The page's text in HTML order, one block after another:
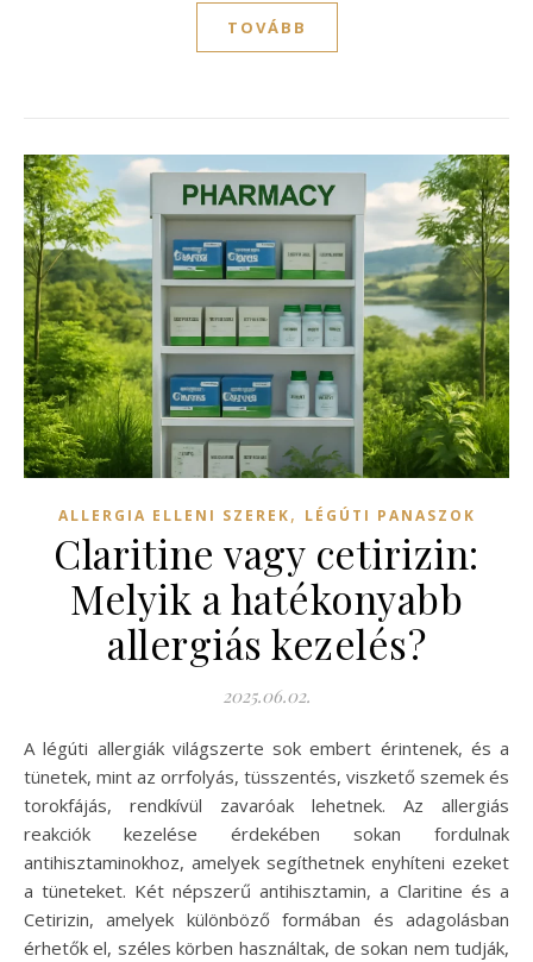
TOVÁBB
ALLERGIA ELLENI SZEREK, LÉGÚTI PANASZOK
Claritine vagy cetirizin:
Melyik a hatékonyabb
allergiás kezelés?
2025.06.02.
A légúti allergiák világszerte sok embert érintenek, és a
tünetek, mint az orrfolyás, tüsszentés, viszkető szemek és
torokfájás, rendkívül zavaróak lehetnek. Az allergiás
reakciók kezelése érdekében sokan fordulnak
antihisztaminokhoz, amelyek segíthetnek enyhíteni ezeket
a tüneteket. Két népszerű antihisztamin, a Claritine és a
Cetirizin, amelyek különböző formában és adagolásban
érhetők el, széles körben használtak, de sokan nem tudják,